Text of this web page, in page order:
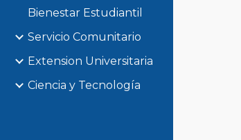
Bienestar Estudiantil
Servicio Comunitario
Extension Universitaria
Ciencia y Tecnología